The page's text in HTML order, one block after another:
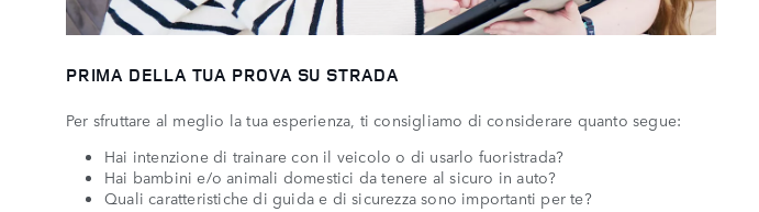
PRIMA DELLA TUA PROVA SU STRADA
Per sfruttare al meglio la tua esperienza, ti consigliamo di considerare quanto segue:
Hai intenzione di trainare con il veicolo o di usarlo fuoristrada?
Hai bambini e/o animali domestici da tenere al sicuro in auto?
Quali caratteristiche di guida e di sicurezza sono importanti per te?